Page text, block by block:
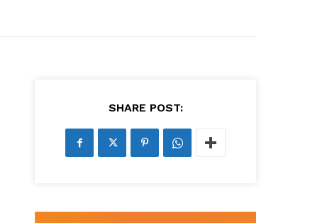
SHARE POST: